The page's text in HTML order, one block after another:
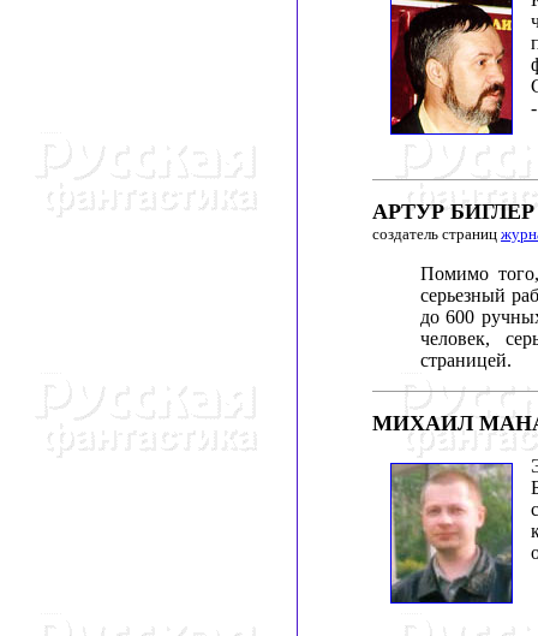
АРТУР БИГЛЕР
создатель страниц
Помимо
серьезный
до 600
человек,
страницей.
МИХАИЛ